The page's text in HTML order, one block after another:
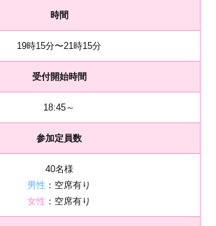
時間
19時15分〜21時15分
受付開始時間
18:45～
参加定員数
40名様
男性 ：空席有り
女性 ：空席有り